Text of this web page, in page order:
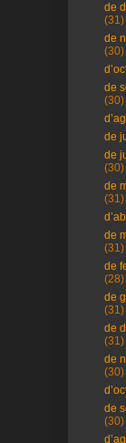
de
(31)
de
(30)
de
(30)
de
de
(30)
de
(31)
de
(31)
de
(28)
de
(31)
de
(31)
de
(30)
de
(30)